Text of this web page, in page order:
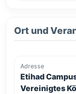
Ort und
Adresse
Etihad
Vereinigtes